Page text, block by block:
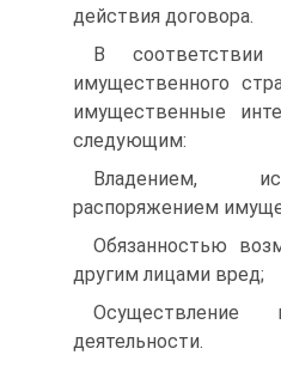
действия договора.
В
имущественного
имущественные
следующим:
Владением,
распоряжением
Обязанностью
другим лицами вред;
Осуществление
деятельности.